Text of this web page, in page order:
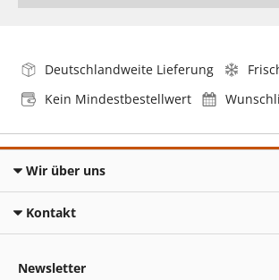
Deutschlandweite Lieferung
Kein Mindestbestellwert
Wir über uns
Kontakt
Newsletter